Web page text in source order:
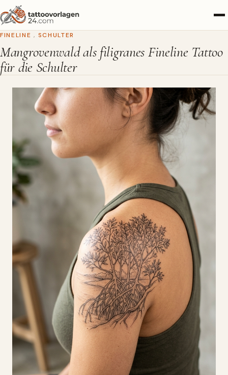
FINELINE , SCHULTER
Mangrovenwald als filigranes Fineline Tattoo
für die Schulter